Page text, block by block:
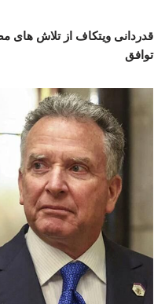
قدردانی ویتکاف از تلاش های
توافق